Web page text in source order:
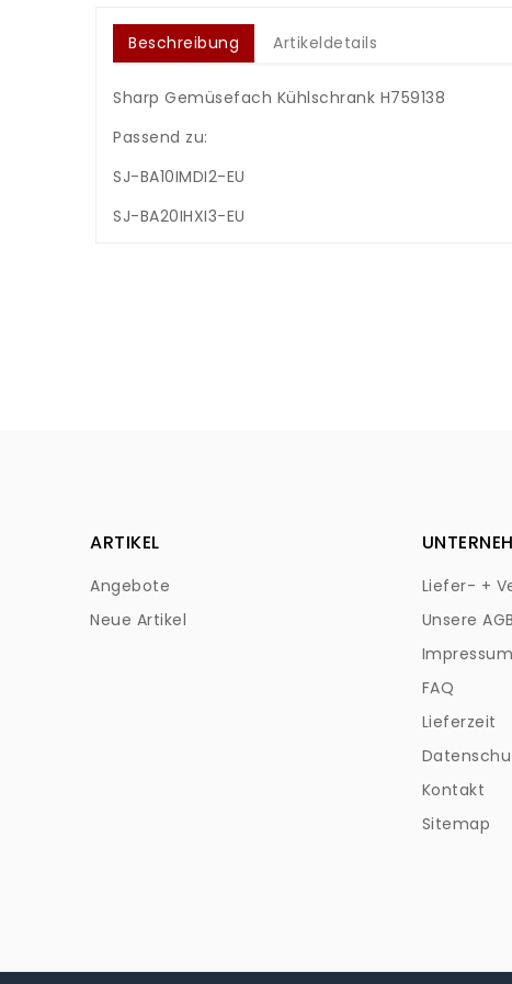
Beschreibung Artikeldetails
Sharp Gemüsefach Kühlschrank H759138
Passend zu:
SJ-BA10IMDI2-EU
SJ-BA20IHXI3-EU
ARTIKEL
Angebote
Neue Artikel
Liefer- +
Unsere
Impressum
FAQ
Lieferzeit
Kontakt
Sitemap